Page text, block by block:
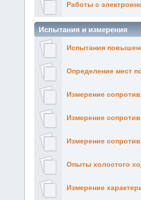
Работы с
Испытания и измерения
Испытания
Определение мест
Измерение
Измерение
Измерение
Опыты холостого
Измерение